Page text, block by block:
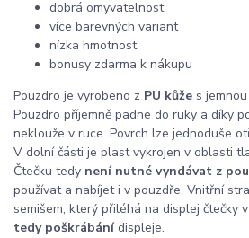
dobrá omyvatelnost
více barevných variant
nízka hmotnost
bonusy zdarma k nákupu
Pouzdro je vyrobeno z PU kůže s
Pouzdro příjemně padne do ruky a díky
neklouže v ruce. Povrch lze jednoduše
V dolní části je plast vykrojen v oblasti
Čtečku tedy není nutné vyndávat z
používat a nabíjet i v pouzdře. Vnitřní
semišem, který přiléhá na displej čtečky
tedy poškrábánídispleje.